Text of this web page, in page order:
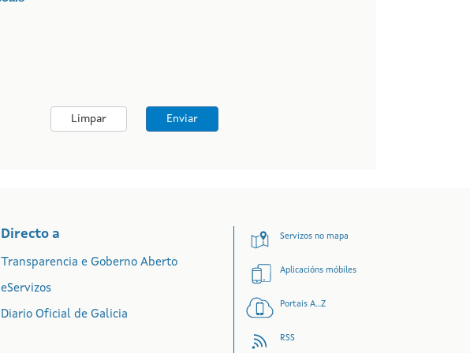
Limpar Enviar
Directo a
Transparencia e Goberno Aberto
eServizos
Diario Oficial de Galicia
Servizos no mapa
Aplicacións móbiles
Portais A...Z
RSS